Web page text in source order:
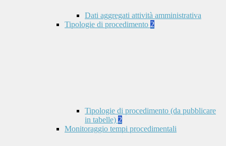
Dati aggregati attività amministrativa
Tipologie di procedimento 2
Tipologie di procedimento (da pubblicare
in tabelle) 2
Monitoraggio tempi procedimentali